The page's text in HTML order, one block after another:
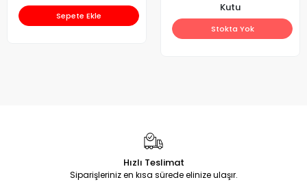
Sepete Ekle
Kutu
Stokta Yok
Hızlı Teslimat
Siparişleriniz en kısa sürede elinize ulaşır.